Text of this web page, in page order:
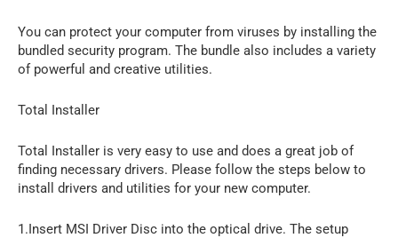
You can protect your computer from viruses by installing the
bundled security program. The bundle also includes a variety
of powerful and creative utilities.
Total Installer
Total Installer is very easy to use and does a great job of
finding necessary drivers. Please follow the steps below to
install drivers and utilities for your new computer.
1.Insert MSI Driver Disc into the optical drive. The setup